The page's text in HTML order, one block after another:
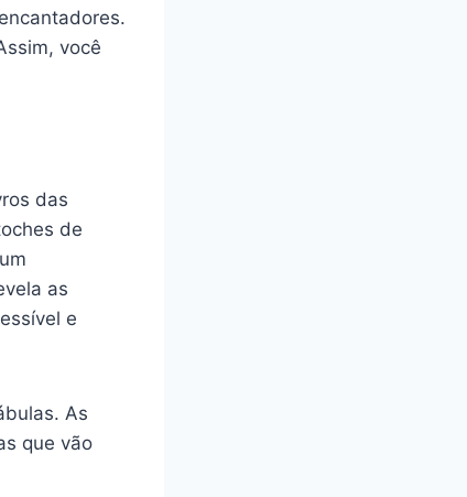
você
das
de
as
e
As
que vão